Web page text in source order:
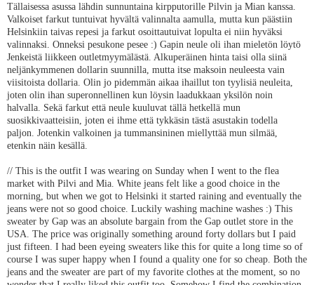
Tällaisessa asussa lähdin sunnuntaina kirpputorille Pilvin ja Mian kanssa.
Valkoiset farkut tuntuivat hyvältä valinnalta aamulla, mutta kun päästiin
Helsinkiin taivas repesi ja farkut osoittautuivat lopulta ei niin hyväksi
valinnaksi. Onneksi pesukone pesee :) Gapin neule oli ihan mieletön löytö
Jenkeistä liikkeen outletmyymälästä. Alkuperäinen hinta taisi olla siinä
neljänkymmenen dollarin suunnilla, mutta itse maksoin neuleesta vain
viisitoista dollaria. Olin jo pidemmän aikaa ihaillut ton tyylisiä neuleita,
joten olin ihan superonnellinen kun löysin laadukkaan yksilön noin
halvalla. Sekä farkut että neule kuuluvat tällä hetkellä mun
suosikkivaatteisiin, joten ei ihme että tykkäsin tästä asustakin todella
paljon. Jotenkin valkoinen ja tummansininen miellyttää mun silmää,
etenkin näin kesällä.
// This is the outfit I was wearing on Sunday when I went to the flea
market with Pilvi and Mia. White jeans felt like a good choice in the
morning, but when we got to Helsinki it started raining and eventually the
jeans were not so good choice. Luckily washing machine washes :) This
sweater by Gap was an absolute bargain from the Gap outlet store in the
USA. The price was originally something around forty dollars but I paid
just fifteen. I had been eyeing sweaters like this for quite a long time so of
course I was super happy when I found a quality one for so cheap. Both the
jeans and the sweater are part of my favorite clothes at the moment, so no